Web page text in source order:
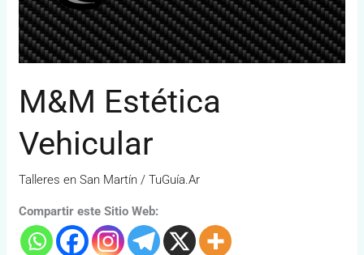
M&M Estética
Vehicular
Talleres en San Martín /TuGuía.Ar
Compartir este Sitio Web: